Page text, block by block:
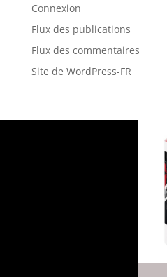
Connexion
Flux des publications
Flux des commentaires
Site de WordPress-FR